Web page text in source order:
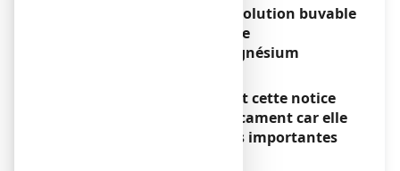
MAGNESIUM OLIGOSOL, solution buvable
en ampoule
Gluconate de magnésium
Veuillez lire attentivement cette notice
avant de prendre ce médicament car elle
contient des informations importantes